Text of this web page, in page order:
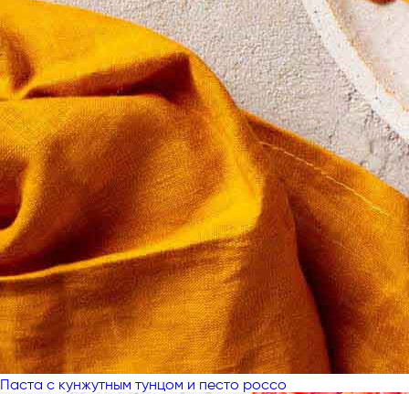
Паста с кунжутным тунцом и песто россо